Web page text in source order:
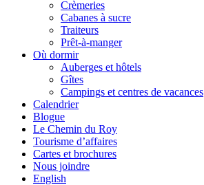
Crèmeries
Cabanes à sucre
Traiteurs
Prêt-à-manger
Où dormir
Auberges et hôtels
Gîtes
Campings et centres de vacances
Calendrier
Blogue
Le Chemin du Roy
Tourisme d’affaires
Cartes et brochures
Nous joindre
English